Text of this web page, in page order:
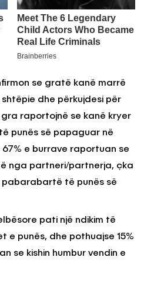
se gratë kanë marrë
dhe përkujdesi për
gra raportojnë se kanë kryer
punës së papaguar në
e burrave raportuan se
nga partneri/partnerja, çka
të punës së
pati një ndikim të
e punës, dhe pothuajse 15%
se kishin humbur vendin e